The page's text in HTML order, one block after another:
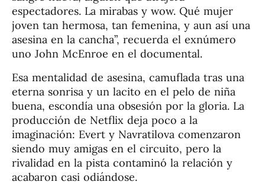
espectadores. La mirabas y wow. Qué mujer
joven tan hermosa, tan femenina, y aun así una
asesina en la cancha”, recuerda el exnúmero
uno John McEnroe en el documental.
Esa mentalidad de asesina, camuflada tras una
eterna sonrisa y un lacito en el pelo de niña
buena, escondía una obsesión por la gloria. La
producción de Netflix deja poco a la
imaginación: Evert y Navratilova comenzaron
siendo muy amigas en el circuito, pero la
rivalidad en la pista contaminó la relación y
acabaron casi odiándose.